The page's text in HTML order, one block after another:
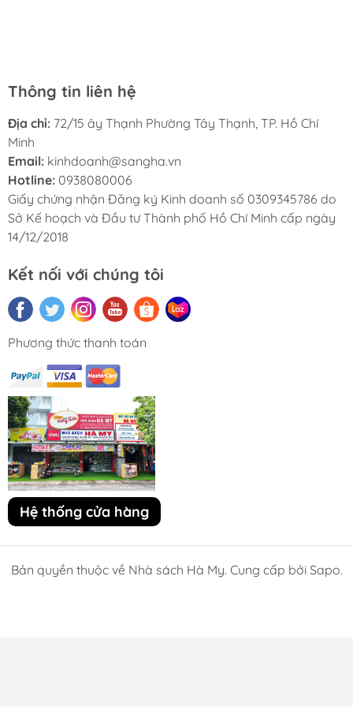
Thông tin liên hệ
Địa chỉ: 72/15 ây Thạnh Phường Tây Thạnh, TP. Hồ Chí
Minh
Email: kinhdoanh@sangha.vn
Hotline: 0938080006
Giấy chứng nhận Đăng ký Kinh doanh số 0309345786 do
Sở Kế hoạch và Đầu tư Thành phố Hồ Chí Minh cấp ngày
14/12/2018
Kết nối với chúng tôi
Phương thức thanh toán
Hệ thống cửa hàng
Bản quyền thuộc về Nhà sách Hà My. Cung cấp bởi Sapo.